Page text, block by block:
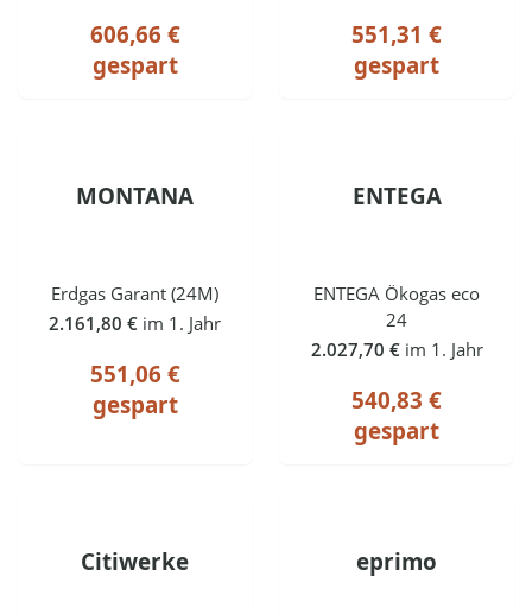
606,66 €
gespart
551,31 €
gespart
MONTANA
Erdgas Garant (24M)
2.161,80 € im 1. Jahr
551,06 €
gespart
ENTEGA
ENTEGA Ökogas eco
24
2.027,70 € im 1. Jahr
540,83 €
gespart
Citiwerke eprimo